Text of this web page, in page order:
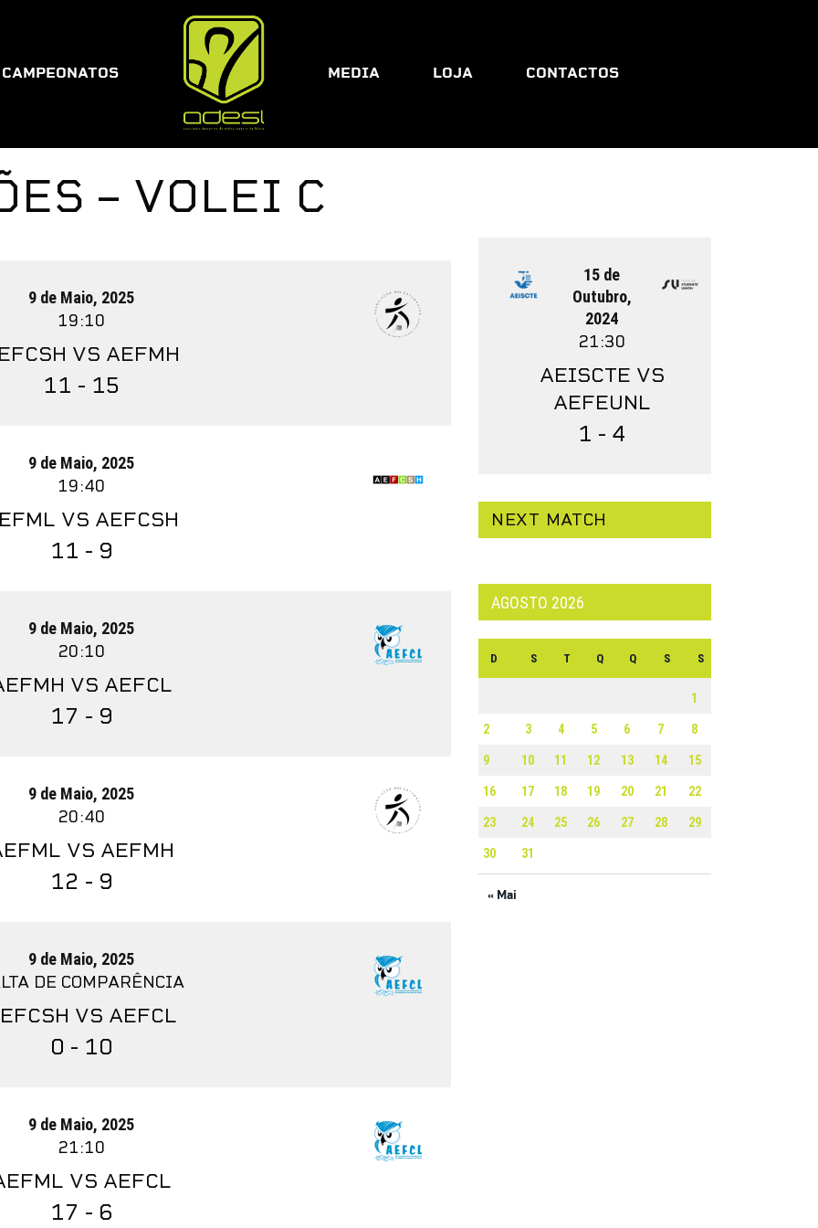
CAMPEONATOS MEDIA LOJA CONTACTOS
– VOLEI C
9 de Maio, 2025
19:10
VS AEFMH
11 - 15
9 de Maio, 2025
19:40
VS AEFCSH
11 - 9
9 de Maio, 2025
20:10
VS AEFCL
17 - 9
9 de Maio, 2025
20:40
VS AEFMH
12 - 9
9 de Maio, 2025
DE COMPARÊNCIA
VS AEFCL
0 - 10
9 de Maio, 2025
21:10
VS AEFCL
17 - 6
15 de
Outubro,
2024
21:30
AEISCTE VS
AEFEUNL
1 - 4
NEXT MATCH
AGOSTO 2026
D S T Q Q S S
« Mai
1
2 3 4 5 6 7 8
9 10 11 12 13 14 15
16 17 18 19 20 21 22
23 24 25 26 27 28 29
30 31